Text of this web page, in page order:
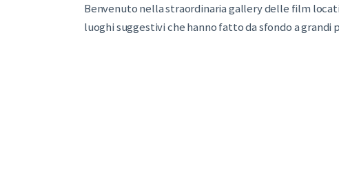
Benvenuto nella straordinaria gallery delle film
luoghi suggestivi che hanno fatto da sfondo a